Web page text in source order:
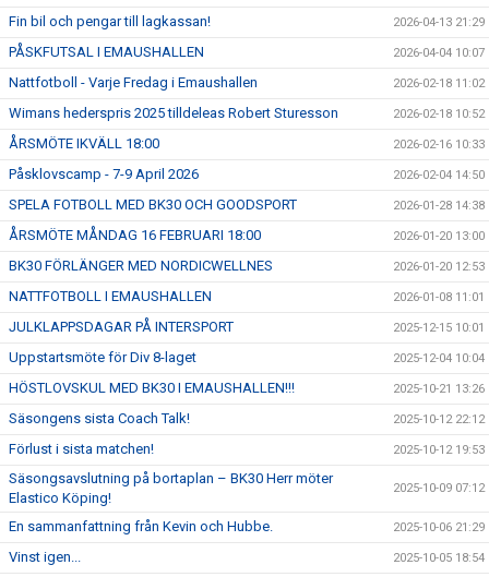
Fin bil och pengar till lagkassan! 2026-04-13 21:29
PÅSKFUTSAL I EMAUSHALLEN 2026-04-04 10:07
Nattfotboll - Varje Fredag i Emaushallen 2026-02-18 11:02
Wimans hederspris 2025 tilldeleas Robert Sturesson 2026-02-18 10:52
ÅRSMÖTE IKVÄLL 18:00 2026-02-16 10:33
Påsklovscamp - 7-9 April 2026 2026-02-04 14:50
SPELA FOTBOLL MED BK30 OCH GOODSPORT 2026-01-28 14:38
ÅRSMÖTE MÅNDAG 16 FEBRUARI 18:00 2026-01-20 13:00
BK30 FÖRLÄNGER MED NORDICWELLNES 2026-01-20 12:53
NATTFOTBOLL I EMAUSHALLEN 2026-01-08 11:01
JULKLAPPSDAGAR PÅ INTERSPORT 2025-12-15 10:01
Uppstartsmöte för Div 8-laget 2025-12-04 10:04
HÖSTLOVSKUL MED BK30 I EMAUSHALLEN!!! 2025-10-21 13:26
Säsongens sista Coach Talk! 2025-10-12 22:12
Förlust i sista matchen! 2025-10-12 19:53
Säsongsavslutning på bortaplan – BK30 Herr möter
Elastico Köping!
2025-10-09 07:12
En sammanfattning från Kevin och Hubbe. 2025-10-06 21:29
Vinst igen... 2025-10-05 18:54